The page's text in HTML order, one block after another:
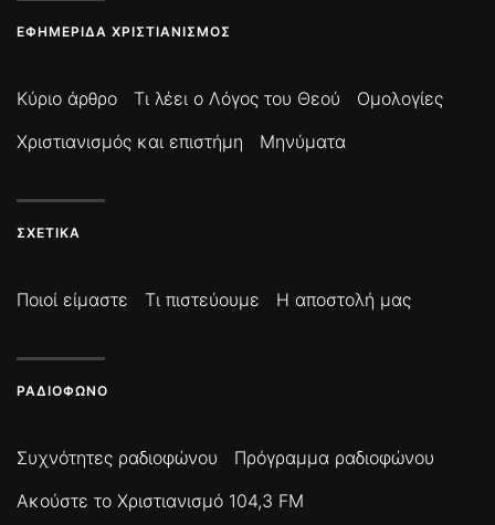
ΕΦΗΜΕΡΊΔΑ ΧΡΙΣΤΙΑΝΙΣΜΌΣ
Κύριο άρθρο Τι λέει ο Λόγος του Θεού
Ομολογίες
Χριστιανισμός και επιστήμη
Μηνύματα
ΣΧΕΤΙΚΆ
Ποιοί είμαστε Τι πιστεύουμε Η αποστολή μας
ΡΑΔΙΌΦΩΝΟ
Συχνότητες ραδιοφώνου
Πρόγραμμα ραδιοφώνου
Ακούστε το Χριστιανισμό 104,3 FM